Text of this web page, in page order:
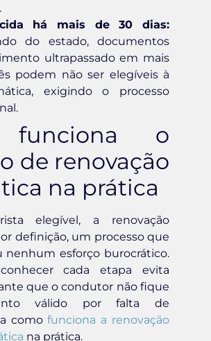
há mais de 30 dias:
do estado, documentos
ultrapassado em mais
podem não ser elegíveis à
exigindo o processo
funciona o
de renovação
na prática
elegível, a renovação
definição, um processo que
nenhum esforço burocrático.
cada etapa evita
que o condutor não fique
válido por falta de
comofunciona a renovação
na prática.